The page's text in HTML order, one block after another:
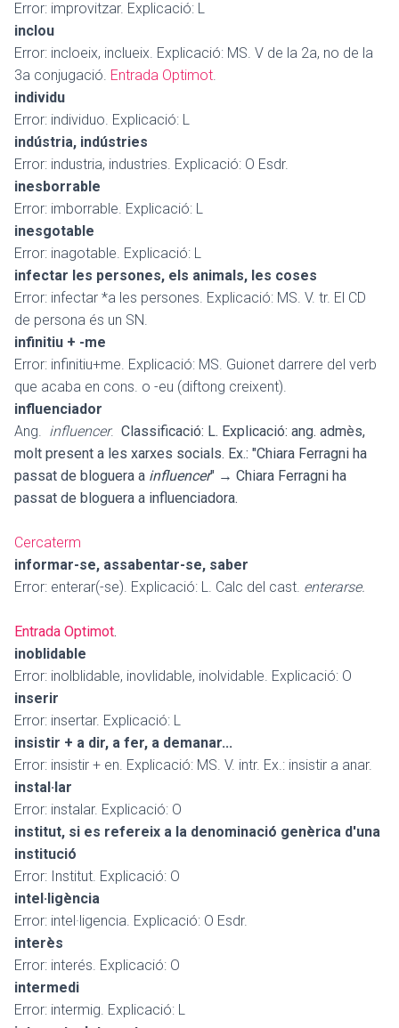
Error: improvitzar. Explicació: L
inclou
Error: incloeix, inclueix. Explicació: MS. V de la 2a, no de la
3a conjugació. Entrada Optimot.
individu
Error: individuo. Explicació: L
indústria, indústries
Error: industria, industries. Explicació: O Esdr.
inesborrable
Error: imborrable. Explicació: L
inesgotable
Error: inagotable. Explicació: L
infectar les persones, els animals, les coses
Error: infectar *a les persones. Explicació: MS. V. tr. El CD
de persona és un SN.
infinitiu + -me
Error: infinitiu+me. Explicació: MS. Guionet darrere del verb
que acaba en cons. o -eu (diftong creixent).
influenciador
Ang. influencer. Classificació: L. Explicació: ang. admès,
molt present a les xarxes socials. Ex.: "Chiara Ferragni ha
passat de bloguera a influencer" → Chiara Ferragni ha
passat de bloguera a influenciadora.
Cercaterm
informar-se, assabentar-se, saber
Error: enterar(-se). Explicació: L. Calc del cast. enterarse.
Entrada Optimot.
inoblidable
Error: inolblidable, inovlidable, inolvidable. Explicació: O
inserir
Error: insertar. Explicació: L
insistir + a dir, a fer, a demanar...
Error: insistir + en. Explicació: MS. V. intr. Ex.: insistir a anar.
instal·lar
Error: instalar. Explicació: O
institut, si es refereix a la denominació genèrica d'una
institució
Error: Institut. Explicació: O
intel·ligència
Error: intel·ligencia. Explicació: O Esdr.
interès
Error: interés. Explicació: O
intermedi
Error: intermig. Explicació: L